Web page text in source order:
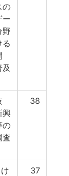
の
ー
野
る
興
の
査
38
37